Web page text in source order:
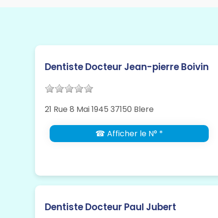
Dentiste Docteur Jean-pierre Boivin
21 Rue 8 Mai 1945 37150 Blere
☎ Afficher le N° *
Dentiste Docteur Paul Jubert